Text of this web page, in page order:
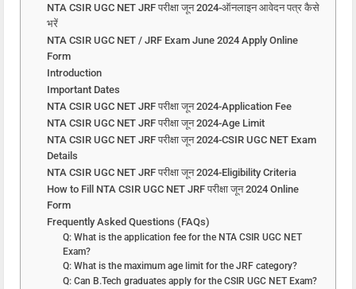
NTA CSIR UGC NET JRF परीक्षा जून 2024-ऑनलाइन आवेदन पत्र कैसे
भरें
NTA CSIR UGC NET / JRF Exam June 2024 Apply Online
Form
Introduction
Important Dates
NTA CSIR UGC NET JRF परीक्षा जून 2024-Application Fee
NTA CSIR UGC NET JRF परीक्षा जून 2024-Age Limit
NTA CSIR UGC NET JRF परीक्षा जून 2024-CSIR UGC NET Exam
Details
NTA CSIR UGC NET JRF परीक्षा जून 2024-Eligibility Criteria
How to Fill NTA CSIR UGC NET JRF परीक्षा जून 2024 Online
Form
Frequently Asked Questions (FAQs)
Q: What is the application fee for the NTA CSIR UGC NET
Exam?
Q: What is the maximum age limit for the JRF category?
Q: Can B.Tech graduates apply for the CSIR UGC NET Exam?